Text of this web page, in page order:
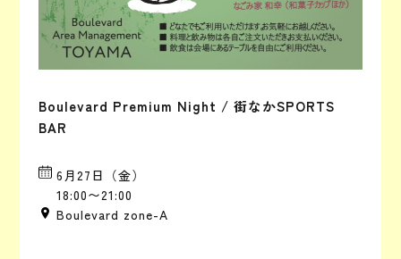
Boulevard Premium Night / 街なかSPORTS
BAR
6月27日（金）
18:00〜21:00
Boulevard zone-A